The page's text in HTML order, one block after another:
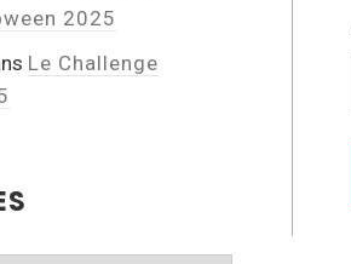
2025
Le Challenge